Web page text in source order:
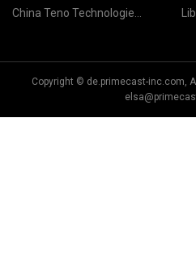
China Teno Technologie
Liba (Jinan)
Copyright © de.primecast-inc.com,